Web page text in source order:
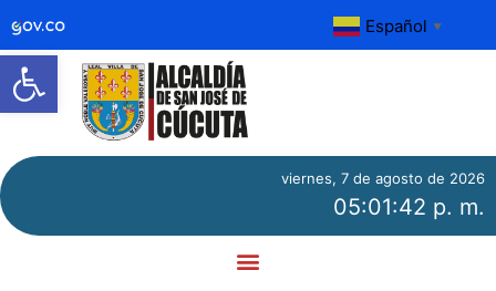
Abrir barra de herramientas
Español ▼
viernes, 7 de agosto de 2026
05:01:42 p. m.